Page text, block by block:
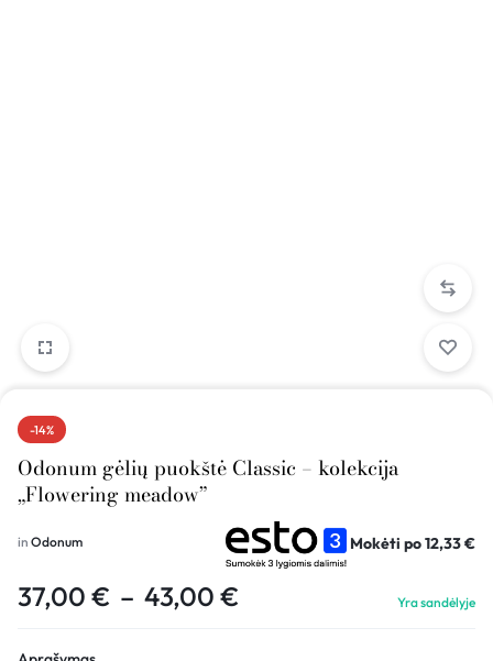
-14%
Odonum gėlių puokštė Classic – kolekcija
„Flowering meadow”
in Odonum Mokėti po12,33€
37,00 € – 43,00 € Yra sandėlyje